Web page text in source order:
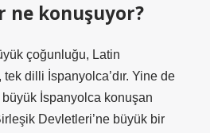
ne konuşuyor?
çoğunluğu, Latin
tek dilli İspanyolca’dır. Yine de
büyük İspanyolca konuşan
Devletleri’ne büyük bir